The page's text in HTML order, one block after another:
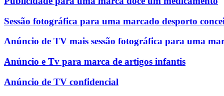
Sessão fotográfica para uma marcado desporto
Anúncio de TV mais sessão fotográfica para uma
Anúncio e Tv para marca de artigos infantis
Anúncio de TV confidencial